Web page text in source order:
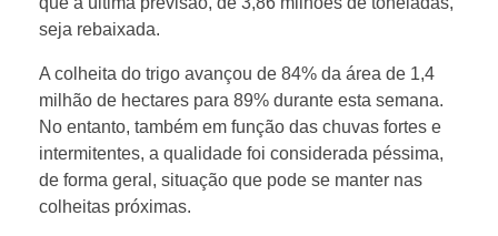
a
d
a
s
seja rebaixada.
A colheita do trigo avançou de 84% da área de 1,4
milhão de hectares para 89% durante esta semana.
No entanto, também em função das chuvas fortes e
intermitentes, a qualidade foi considerada péssima,
de forma geral, situação que pode se manter nas
colheitas próximas.